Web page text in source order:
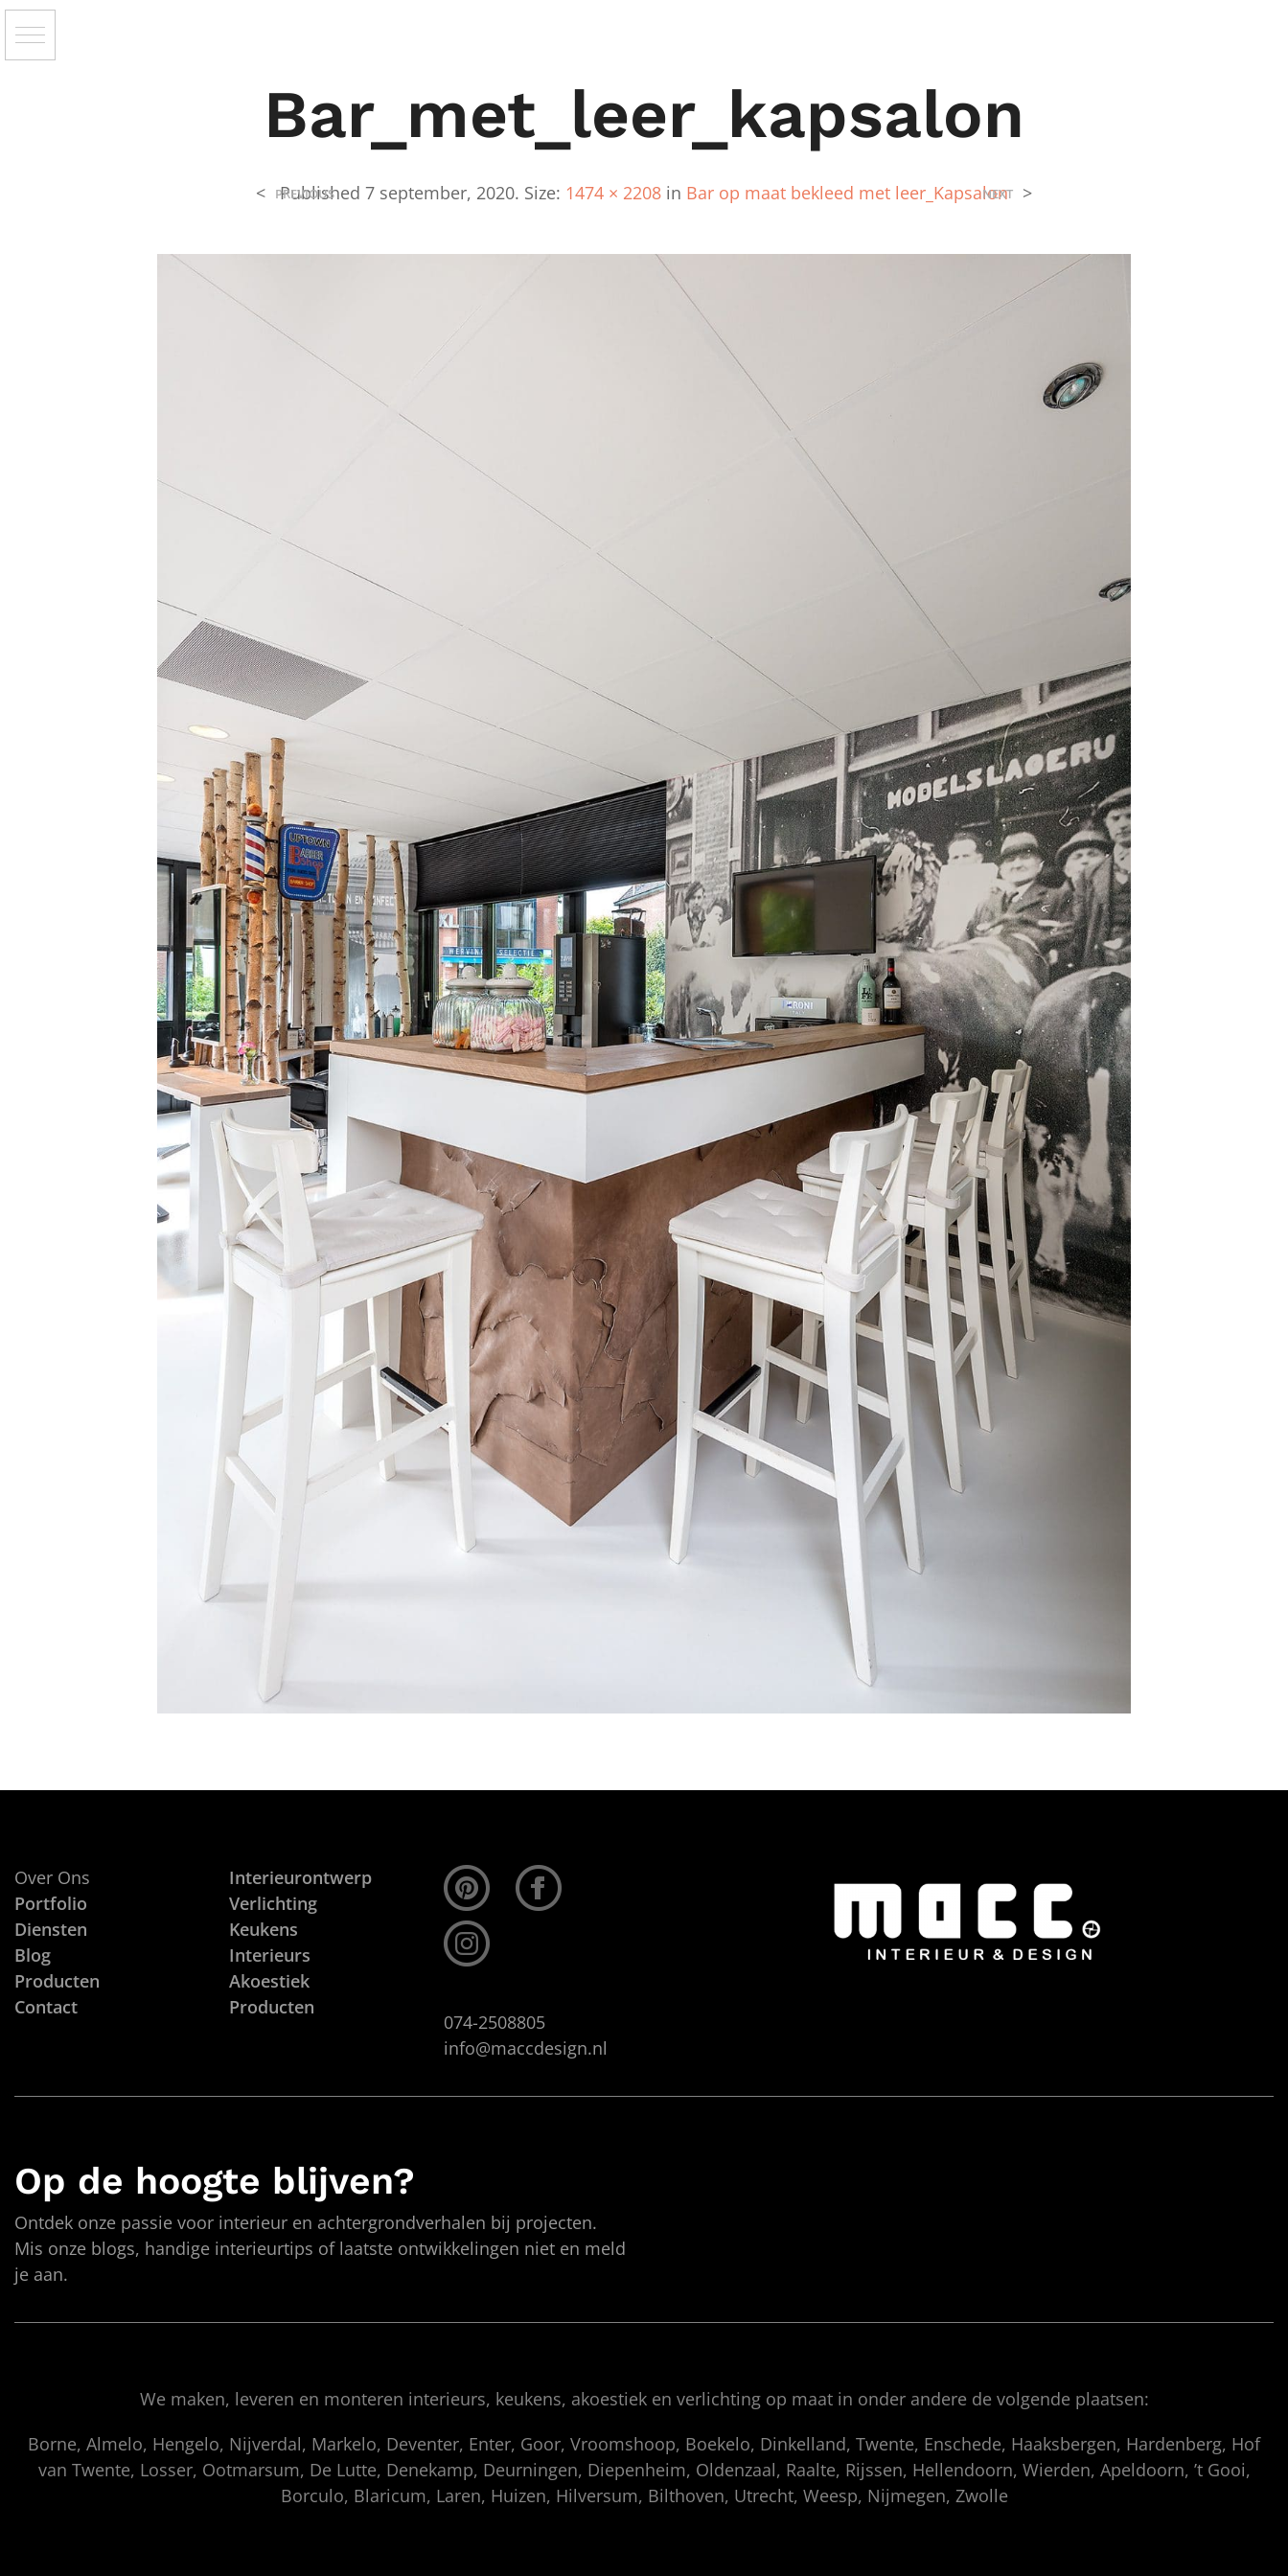
Bar_met_leer_kapsalon
Published 7 september, 2020. Size: 1474 × 2208in Bar op maat bekleed met leer_Kapsalon
< PREVIOUS NEXT >
Over Ons
Portfolio
Diensten
Blog
Producten
Contact
Interieurontwerp
Verlichting
Keukens
Interieurs
Akoestiek
Producten
074-2508805
info@maccdesign.nl
Op de hoogte blijven?
Ontdek onze passie voor interieur en achtergrondverhalen bij projecten.
Mis onze blogs, handige interieurtips of laatste ontwikkelingen niet en meld
je aan.
We maken, leveren en monteren interieurs, keukens, akoestiek en verlichting op maat in onder andere de volgende plaatsen:
Borne, Almelo, Hengelo, Nijverdal, Markelo, Deventer, Enter, Goor, Vroomshoop, Boekelo, Dinkelland, Twente, Enschede, Haaksbergen, Hardenberg, Hof
van Twente, Losser, Ootmarsum, De Lutte, Denekamp, Deurningen, Diepenheim, Oldenzaal, Raalte, Rijssen, Hellendoorn, Wierden, Apeldoorn, ’t Gooi,
Borculo, Blaricum, Laren, Huizen, Hilversum, Bilthoven, Utrecht, Weesp, Nijmegen, Zwolle